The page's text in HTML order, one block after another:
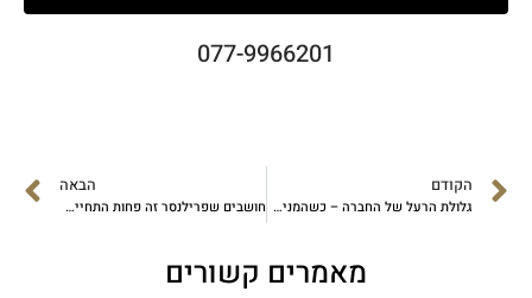
077-9966201
הקודם
גלולת הרעל של החברה – כשהמניה כבר לא כל כך טעימה
הבאה
חושבים שפרילנסר זה פחות התחייבות? תחשבו שוב.
מאמרים קשורים